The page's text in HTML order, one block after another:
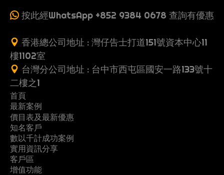
按此經WhatsApp +852 9384 0678 查詢有優惠
香港總公司地址 : 灣仔告士打道151號資本中心11
樓1102室
台灣分公司地址 : 台中市西屯區國安一路133號十
二樓之1
首頁
收
費
案
例
製
作
流
程
G
o
o
關
於
常
最新案例
一
頁
式
網
站
多
頁
式
網
行
業
案
價目表及最新優惠
網
站
架
設
推
薦
朋
立
即
優
知名客戶
數以千計成功案例
黃
頁
地
實用資訊分享
懶
客戶區
增值功能